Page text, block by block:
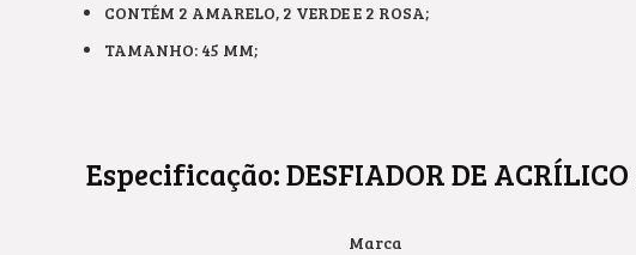
CONTÉM 2 AMARELO, 2 VERDE E 2 ROSA;
TAMANHO: 45 MM;
Especificação:DESFIADOR DE
Marca